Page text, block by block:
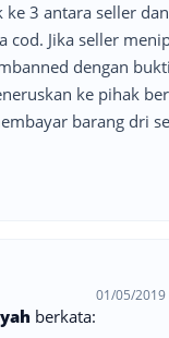
ke 3 antara seller
cod. Jika seller
dengan
ke pihak
barang dri
berkata:
01/05/2019